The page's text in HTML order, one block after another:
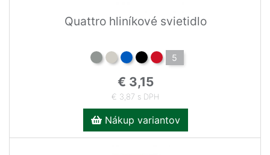
Quattro hliníkové svietidlo
5
€ 3,15
€ 3,87 s DPH
Nákup variantov